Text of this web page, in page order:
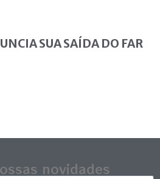
SUA SAÍDA DO FAR
novidades